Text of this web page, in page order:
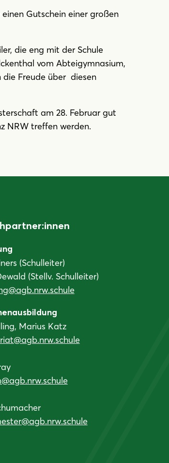
Gutschein einer großen
die eng mit der Schule
vom Abteigymnasium,
die Freude über diesen
am 28. Februar gut
NRW treffen werden.
(Schulleiter)
(Stellv. Schulleiter)
Marius Katz